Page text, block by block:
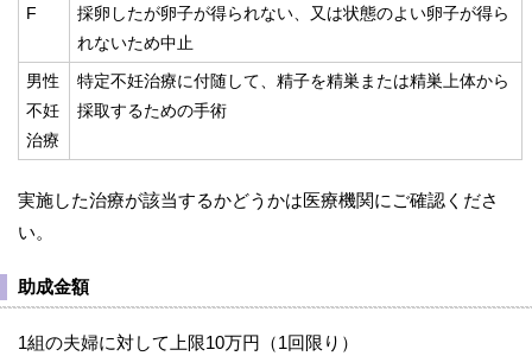
F
採卵したが卵子が得られない、又は状態のよい卵子が得ら
れないため中止
男性
不妊
治療
特定不妊治療に付随して、精子を精巣または精巣上体から
採取するための手術
実施した治療が該当するかどうかは医療機関にご確認くださ
い。
助成金額
1組の夫婦に対して上限10万円（1回限り）